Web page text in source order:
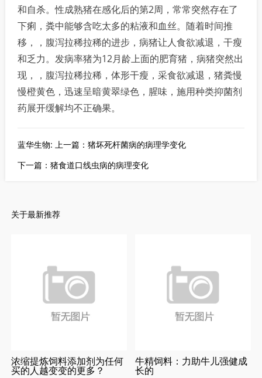
和自杀。性成熟猪在感化后的第2周，常常突然存在了
下痢，粪中能够含吃太多的粘液和血丝。随着时间推
移，，腹泻拉稀拉稀的进步，病猪让人食欲减退，干瘦
和乏力。发病率猪为12月龄上面的肥育猪，病猪突然出
现，，腹泻拉稀拉稀，体形干瘦，采食欲减退，猪粪慢
慢橙黄色，迅速呈暗黄翠绿色，腥味，施用种类抑菌剂
药展开缓解均不正确果。
蓝华生物: 上一篇：猪坏死杆菌病的病理学变化
下一篇：猪食道口线虫病的病理变化
关于最新推荐
浓缩提炼饲料添加剂为任何
买的人越变变的更多？
牛精饲料：力助牛儿强健成
长的